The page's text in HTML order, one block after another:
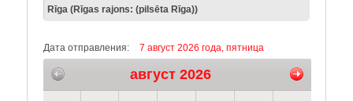
Дата отправления: 7 август 2026 года, пятница
август 2026